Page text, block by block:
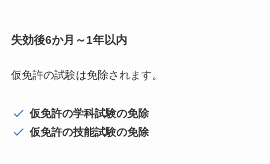
失効後6か月～1年以内
仮免許の試験は免除されます。
仮免許の学科試験の免除
仮免許の技能試験の免除